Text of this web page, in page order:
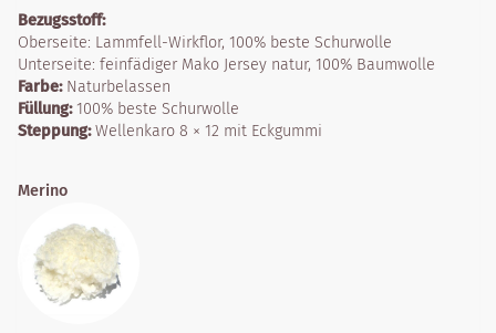
Bezugsstoff:
Oberseite: Lammfell-Wirkflor, 100% beste Schurwolle
Unterseite: feinfädiger Mako Jersey natur, 100% Baumwolle
Farbe:Naturbelassen
Füllung:100% beste Schurwolle
Steppung:Wellenkaro 8 × 12 mit Eckgummi
Merino